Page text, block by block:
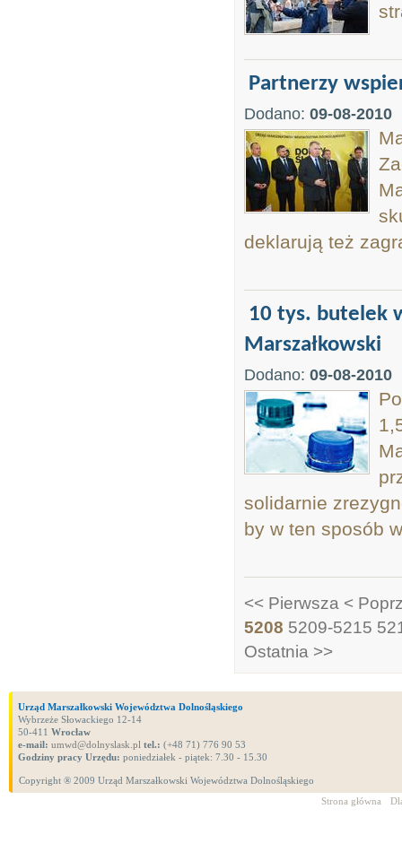
Partnerzy
Dodano: 09-08-2010
deklarują też
10 tys. butelek
Marszałkowski
Dodano: 09-08-2010
solidarnie
by w ten sposób
<< Pierwsza <
5208 5209-5215
Ostatnia >>
Urząd Marszałkowski Województwa Dolnośląskiego
Wybrzeże Słowackiego 12-14
50-411 Wrocław
e-mail: umwd@dolnyslask.pl tel.: (+48 71) 776 90 53
Godziny pracy Urzędu: poniedziałek - piątek: 7.30 - 15.30
Copyright ® 2009 Urząd Marszałkowski Województwa Dolnośląskiego
Strona główna